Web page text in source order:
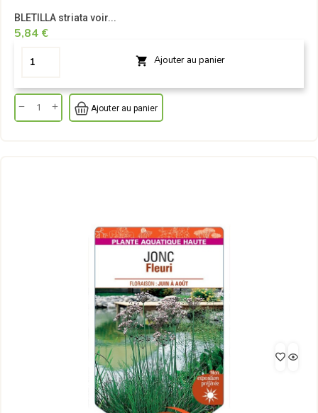
BLETILLA striata voir...
5,84 €
 Ajouter au panier
Ajouter au panier